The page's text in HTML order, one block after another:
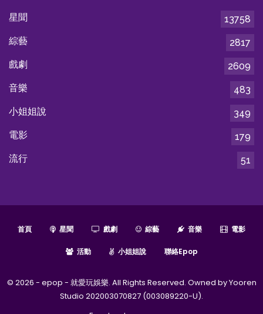
星聞
13758
綜藝
2817
戲劇
2609
音樂
483
小姐姐說
349
電影
179
流行
51
首頁 星聞 戲劇 綜藝 音樂 電影
活動 小姐姐說 聯絡epop
© 2026 - epop - 就愛玩娛樂. All Rights Reserved. Owned by Yooren
Studio 202003070827 (003089220-U).